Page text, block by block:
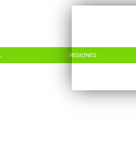
REGIONES